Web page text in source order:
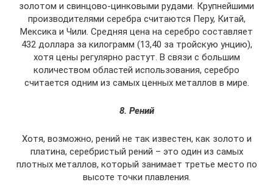
золотом и свинцово-цинковыми рудами. Крупнейшими
производителями серебра считаются Перу, Китай,
Мексика и Чили. Средняя цена на серебро составляет
432 доллара за килограмм (13,40 за тройскую унцию),
хотя цены регулярно растут. В связи с большим
количеством областей использования, серебро
считается одним из самых ценных металлов в мире.
8. Рений
Хотя, возможно, рений не так известен, как золото и
платина, серебристый рений – это один из самых
плотных металлов, который занимает третье место по
высоте точки плавления.